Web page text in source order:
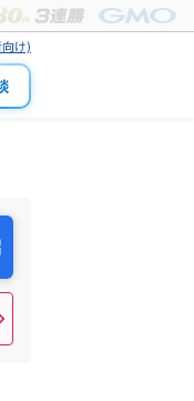
け)